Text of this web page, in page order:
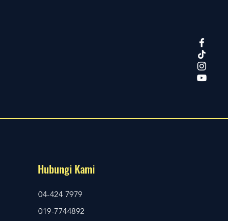
Hubungi Kami
04-424 7979
019-7744892